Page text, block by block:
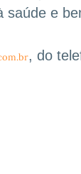
saúde e
, do